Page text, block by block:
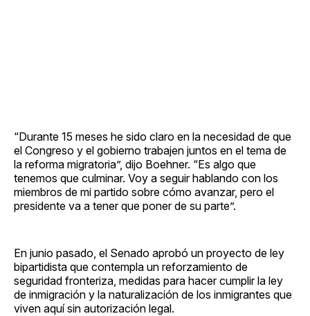
“Durante 15 meses he sido claro en la necesidad de que
el Congreso y el gobierno trabajen juntos en el tema de
la reforma migratoria”, dijo Boehner. “Es algo que
tenemos que culminar. Voy a seguir hablando con los
miembros de mi partido sobre cómo avanzar, pero el
presidente va a tener que poner de su parte”.
En junio pasado, el Senado aprobó un proyecto de ley
bipartidista que contempla un reforzamiento de
seguridad fronteriza, medidas para hacer cumplir la ley
de inmigración y la naturalización de los inmigrantes que
viven aquí sin autorización legal.